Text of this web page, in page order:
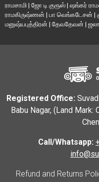
ராமசாமி | ஜோ டி குரூஸ் | ஷங்கர்
ராமகிருஷ்ணன் | பா வெங்கடேசன் |
மனுஷ்யபுத்திரன் | தேவதேவன் |
Registered Office:
Babu Nagar, (Land
Call/Whatsapp:
Refund and Returns